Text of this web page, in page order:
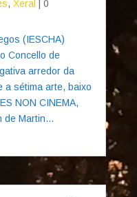
, Xeral
| 0
(IESCHA)
Concello de
arredor da
a sétima arte, baixo
NON CINEMA,
de Martin...